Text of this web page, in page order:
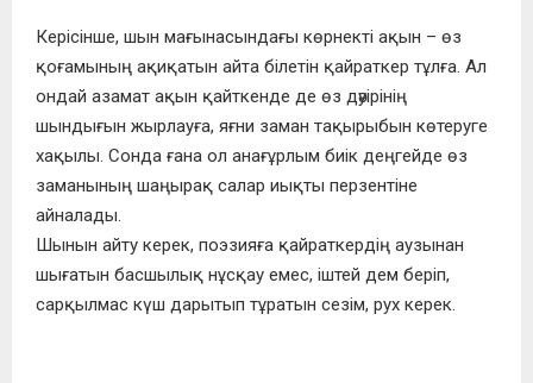
Керісінше, шын мағынасындағы көрнекті ақын – өз
қоғамының ақиқатын айта білетін қайраткер тұлға. Ал
ондай азамат ақын қайткенде де өз дәуірінің
шындығын жырлауға, яғни заман тақырыбын көтеруге
хақылы. Сонда ғана ол анағұрлым биік деңгейде өз
заманының шаңырақ салар иықты перзентіне
айналады.
Шынын айту керек, поэзияға қайраткердің аузынан
шығатын басшылық нұсқау емес, іштей дем беріп,
сарқылмас күш дарытып тұратын сезім, рух керек.